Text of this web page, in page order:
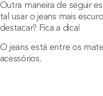
Outra maneira de seguir
tal usar o jeans mais
destacar? Fica a dica!
O jeans está entre os
acessórios.